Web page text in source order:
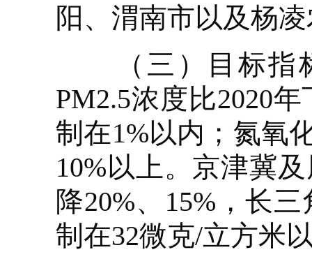
阳、渭南市以及杨
（三）目标指标
PM2.5浓度比2020
制在1%以内；氮氧
10%以上。京津冀
降20%、15%，长
制在32微克/立方米